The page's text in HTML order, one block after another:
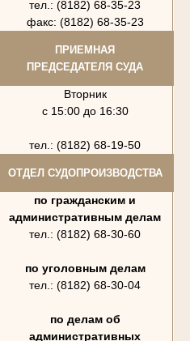
тел.: (8182) 68-35-23
факс: (8182) 68-35-23
ПРИЕМНАЯ
ПРЕДСЕДАТЕЛЯ СУДА
Вторник
с 15:00 до 16:30
тел.: (8182) 68-19-50
ОТДЕЛ СУДОПРОИЗВОДСТВА
по гражданским и
административным делам
тел.: (8182) 68-30-60
по уголовным делам
тел.: (8182) 68-30-04
по делам об
административных